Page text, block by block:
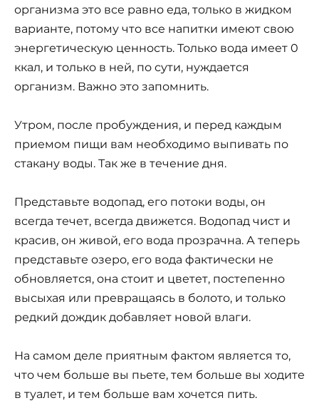
организма это все равно еда, только в жидком
варианте, потому что все напитки имеют свою
энергетическую ценность. Только вода имеет 0
ккал, и только в ней, по сути, нуждается
организм. Важно это запомнить.
Утром, после пробуждения, и перед каждым
приемом пищи вам необходимо выпивать по
стакану воды. Так же в течение дня.
Представьте водопад, его потоки воды, он
всегда течет, всегда движется. Водопад чист и
красив, он живой, его вода прозрачна. А теперь
представьте озеро, его вода фактически не
обновляется, она стоит и цветет, постепенно
высыхая или превращаясь в болото, и только
редкий дождик добавляет новой влаги.
На самом деле приятным фактом является то,
что чем больше вы пьете, тем больше вы ходите
в туалет, и тем больше вам хочется пить.